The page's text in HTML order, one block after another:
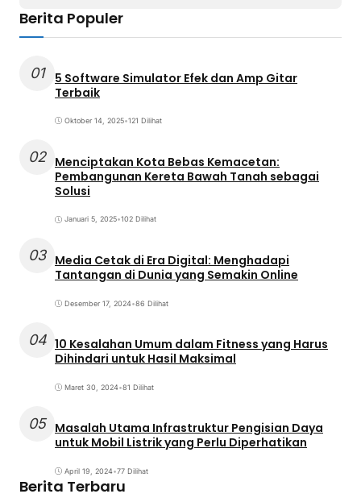
Berita Populer
01
5 Software Simulator Efek dan Amp Gitar
Terbaik
Oktober 14, 2025•121 Dilihat
02 Menciptakan Kota Bebas Kemacetan:
Pembangunan Kereta Bawah Tanah sebagai
Solusi
Januari 5, 2025•102 Dilihat
03 Media Cetak di Era Digital: Menghadapi
Tantangan di Dunia yang Semakin Online
Desember 17, 2024•86 Dilihat
04 10 Kesalahan Umum dalam Fitness yang Harus
Dihindari untuk Hasil Maksimal
Maret 30, 2024•81 Dilihat
05 Masalah Utama Infrastruktur Pengisian Daya
untuk Mobil Listrik yang Perlu Diperhatikan
April 19, 2024•77 Dilihat
Berita Terbaru